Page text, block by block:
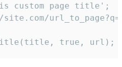
custom page title';
true, url);